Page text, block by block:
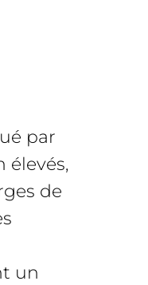
par
élevés,
de
un